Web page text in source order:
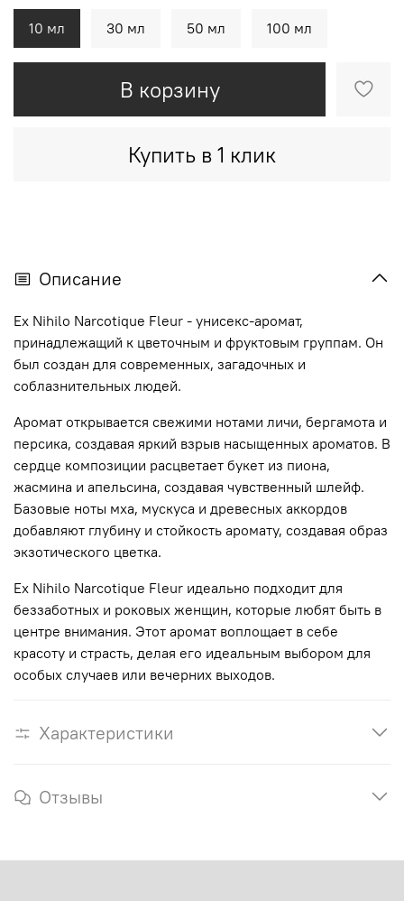
В корзину
Купить в 1 клик
10 мл 30 мл 50 мл 100 мл
Описание
Ex Nihilo Narcotique Fleur - унисекс-аромат,
принадлежащий к цветочным и фруктовым группам. Он
был создан для современных, загадочных и
соблазнительных людей.
Аромат открывается свежими нотами личи, бергамота и
персика, создавая яркий взрыв насыщенных ароматов. В
сердце композиции расцветает букет из пиона,
жасмина и апельсина, создавая чувственный шлейф.
Базовые ноты мха, мускуса и древесных аккордов
добавляют глубину и стойкость аромату, создавая образ
экзотического цветка.
Ex Nihilo Narcotique Fleur идеально подходит для
беззаботных и роковых женщин, которые любят быть в
центре внимания. Этот аромат воплощает в себе
красоту и страсть, делая его идеальным выбором для
особых случаев или вечерних выходов.
Характеристики
Отзывы